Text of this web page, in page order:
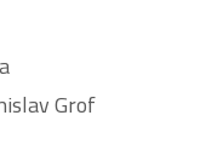
Grof